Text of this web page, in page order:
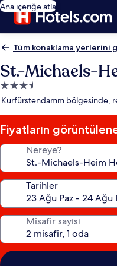
Ana içeriğe atla
Tüm konaklama yerlerini
St.-Michaels-
3.5
yıldızlı
yeri
Kurfürstendamm bölgesinde,
Fiyatların
Nereye?
Tarihler
Misafir sayısı